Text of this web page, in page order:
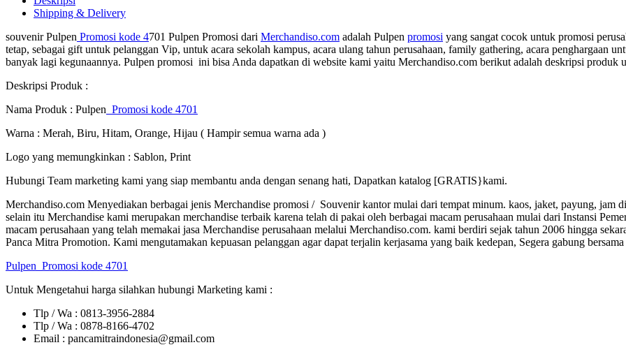
Shipping & Delivery
souvenir Pulpen Promosi kode 4701 Pulpen Promosi dari Merchandiso.com adalah Pulpen promosi yang sangat cocok untuk promosi
tetap, sebagai gift untuk pelanggan Vip, untuk acara sekolah kampus, acara ulang tahun perusahaan, family gathering, acara penghargaan
banyak lagi kegunaannya. Pulpen promosi ini bisa Anda dapatkan di website kami yaitu Merchandiso.com berikut adalah deskripsi produk
Deskripsi Produk :
Nama Produk : Pulpen Promosi kode 4701
Warna : Merah, Biru, Hitam, Orange, Hijau ( Hampir semua warna ada )
Logo yang memungkinkan : Sablon, Print
Hubungi Team marketing kami yang siap membantu anda dengan senang hati, Dapatkan katalog [GRATIS}kami.
Merchandiso.com Menyediakan berbagai jenis Merchandise promosi / Souvenir kantor mulai dari tempat minum. kaos, jaket, payung, jam
selain itu Merchandise kami merupakan merchandise terbaik karena telah di pakai oleh berbagai macam perusahaan mulai dari Instansi
macam perusahaan yang telah memakai jasa Merchandise perusahaan melalui Merchandiso.com. kami berdiri sejak tahun 2006 hingga
Panca Mitra Promotion. Kami mengutamakan kepuasan pelanggan agar dapat terjalin kerjasama yang baik kedepan, Segera gabung
Pulpen Promosi kode 4701
Untuk Mengetahui harga silahkan hubungi Marketing kami :
Tlp / Wa : 0813-3956-2884
Tlp / Wa : 0878-8166-4702
Email : pancamitraindonesia@gmail.com